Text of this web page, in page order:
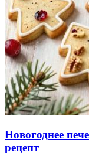
Новогоднее
рецепт